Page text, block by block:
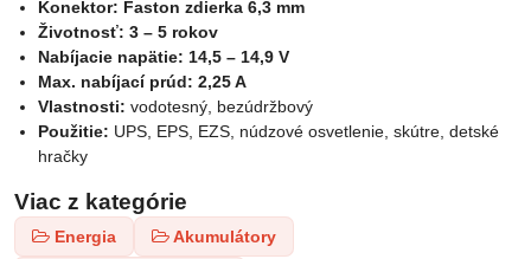
Konektor: Faston zdierka 6,3 mm
Životnosť: 3 – 5 rokov
Nabíjacie napätie: 14,5 – 14,9 V
Max. nabíjací prúd: 2,25 A
Vlastnosti: vodotesný, bezúdržbový
Použitie: UPS, EPS, EZS, núdzové osvetlenie, skútre, detské
hračky
Viac z kategórie
Energia Akumulátory